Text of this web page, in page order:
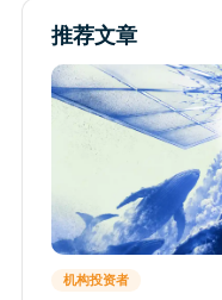
推荐文章
机构投资者